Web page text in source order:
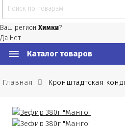
Ваш регион Химки?
Да Нет
Каталог товаров
Главная Кронштадтская